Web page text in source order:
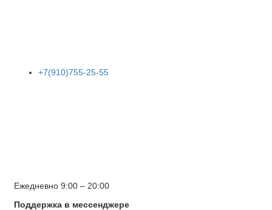
+7(910)755-25-55
Ежедневно 9:00 – 20:00
Поддержка в мессенджере